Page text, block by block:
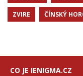
ZVIRE ČÍNSKÝ
CO JE IENIGMA.CZ